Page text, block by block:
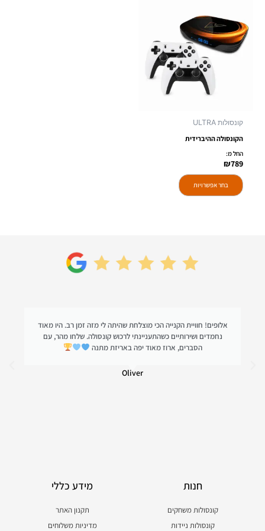
קונסולות ULTRA
הקונסולה ההיברידית
החל מ:
₪789
בחר אפשרויות
מספר
סוגים.
ניתן
לבחור
אלופים! חוויית הקנייה הכי מוצלחת שהיתה לי מזה זמן רב. היו מאוד
נחמדים ושירותיים כשהתעניינתי לרכוש קונסולה. שלחו מהר, עם
הסברים, ארוז מאוד יפה באריזת מתנה
Oliver
חנות
קונסולות משחקים
קונסולות ניידות
מידע כללי
תקנון האתר
מדיניות משלוחים